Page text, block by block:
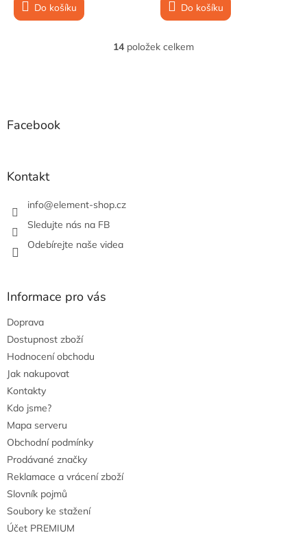
Do košíku Do košíku
O
14položek celkem
Facebook
Kontakt
info@element-shop.cz
Sledujte nás na FB
Odebírejte naše videa
Informace pro vás
Doprava
Dostupnost zboží
Hodnocení obchodu
Jak nakupovat
Kontakty
Kdo jsme?
Mapa serveru
Obchodní podmínky
Prodávané značky
Reklamace a vrácení zboží
Slovník pojmů
Soubory ke stažení
Účet PREMIUM